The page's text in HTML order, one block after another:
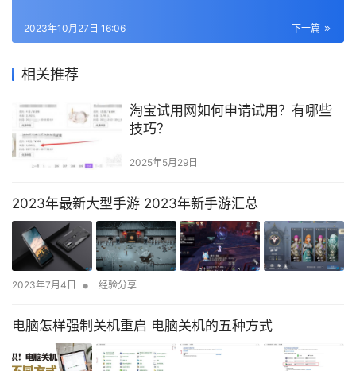
下一篇
2023年10月27日 16:06
相关推荐
淘宝试用网如何申请试用？有哪些
技巧？
2025年5月29日
2023年最新大型手游 2023年新手游汇总
2023年7月4日 • 经验分享
电脑怎样强制关机重启 电脑关机的五种方式